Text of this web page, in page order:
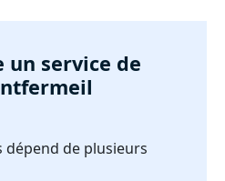
un service de
dépend de plusieurs